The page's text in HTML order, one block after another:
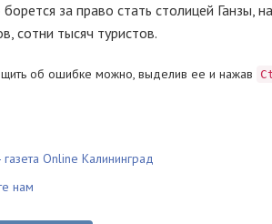
за право стать столицей
сотни тысяч туристов.
об ошибке можно, выделив ее и нажав
Online Калининград
нам